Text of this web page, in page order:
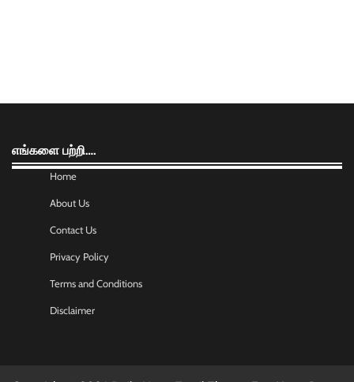
எங்களை பற்றி….
Home
About Us
Contact Us
Privacy Policy
Terms and Conditions
Disclaimer